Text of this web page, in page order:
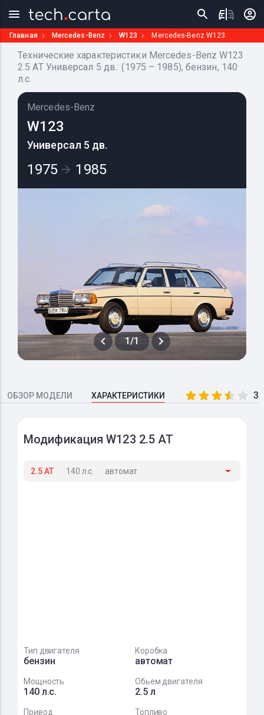
Главная Mercedes-Benz W123 Mercedes-Benz W123
Технические характеристики Mercedes-Benz W123
2.5 AT Универсал 5 дв.: (1975 – 1985), бензин, 140
л.с.
Mercedes-Benz
W123
Универсал 5 дв.
1975 1985
1/1
ОБЗОР МОДЕЛИ ХАРАКТЕРИСТИКИ
Модификация W123 2.5 AT
2.5 AT 140 л.с. автомат
Тип двигателя
бензин
Коробка
автомат
Мощность
140 л.с.
Обьем двигателя
2.5 л
Привод Топливо